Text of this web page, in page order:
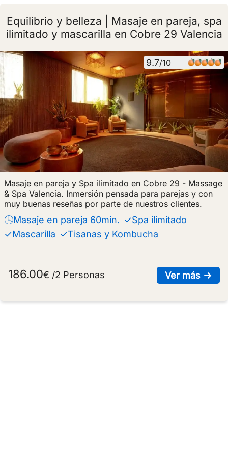
Equilibrio y belleza | Masaje en pareja, spa
ilimitado y mascarilla en Cobre 29 Valencia
9.7/10
Masaje en pareja y Spa ilimitado en Cobre 29 - Massage
& Spa Valencia. Inmersión pensada para parejas y con
muy buenas reseñas por parte de nuestros clientes.
🕒Masaje en pareja 60min. ✓Spa ilimitado
✓Mascarilla ✓Tisanas y Kombucha
Ver más →
186.00€ /2 Personas